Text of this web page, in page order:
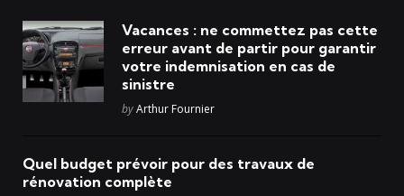
Vacances : ne commettez pas cette
erreur avant de partir pour garantir
votre indemnisation en cas de
sinistre
Posted
byArthur Fournier
Quel budget prévoir pour des travaux de
rénovation complète